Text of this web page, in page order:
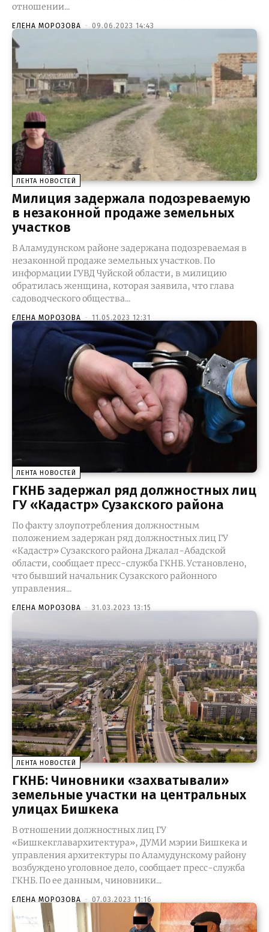
отношении...
ЕЛЕНА МОРОЗОВА - 09.06.2023 14:43
ЛЕНТА НОВОСТЕЙ
Милиция задержала подозреваемую
в незаконной продаже земельных
участков
В Аламудунском районе задержана подозреваемая в
незаконной продаже земельных участков. По
информации ГУВД Чуйской области, в милицию
обратилась женщина, которая заявила, что глава
садоводческого общества...
ЕЛЕНА МОРОЗОВА - 11.05.2023 12:31
ЛЕНТА НОВОСТЕЙ
ГКНБ задержал ряд должностных лиц
ГУ «Кадастр» Сузакского района
По факту злоупотребления должностным
положением задержан ряд должностных лиц ГУ
«Кадастр» Сузакского района Джалал-Абадской
области, сообщает пресс-служба ГКНБ. Установлено,
что бывший начальник Сузакского районного
управления...
ЕЛЕНА МОРОЗОВА - 31.03.2023 13:15
ЛЕНТА НОВОСТЕЙ
ГКНБ: Чиновники «захватывали»
земельные участки на центральных
улицах Бишкека
В отношении должностных лиц ГУ
«Бишкекглавархитектура», ДУМИ мэрии Бишкека и
управления архитектуры по Аламудунскому району
возбуждено уголовное дело, сообщает пресс-служба
ГКНБ. По ее данным, чиновники...
ЕЛЕНА МОРОЗОВА - 07.03.2023 11:16